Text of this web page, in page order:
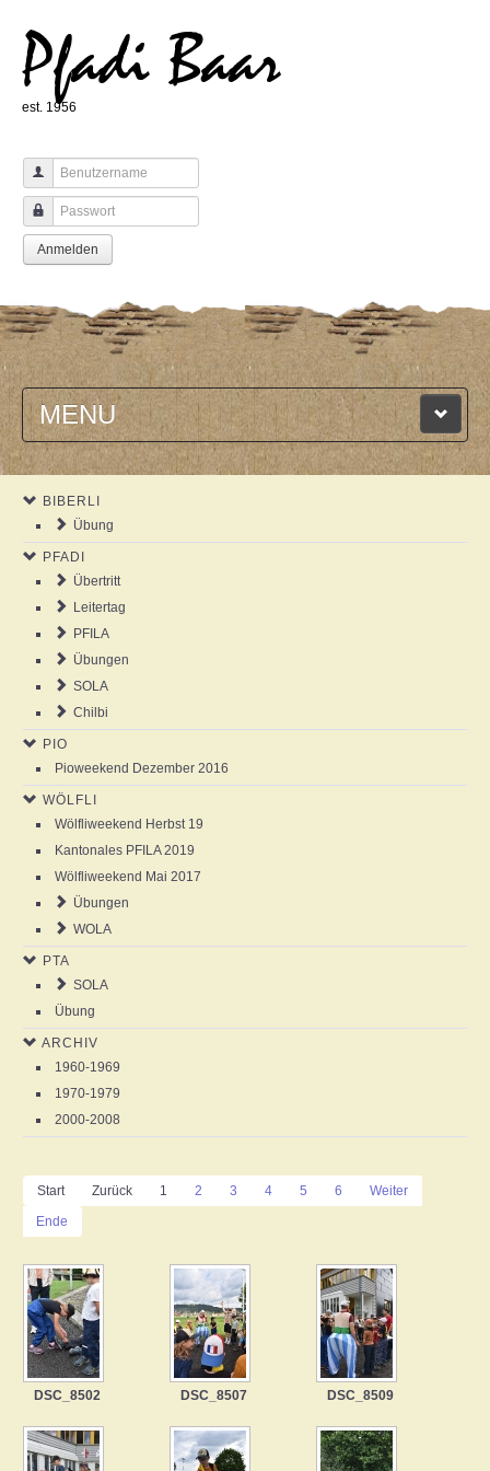
Pfadi Baar
est. 1956
Benutzername
Passwort
Anmelden
MENU
HOME
NEWS
AGENDA
ABOUT US
ANSCHLAG
GALLERY
BIBERLI
Übung
PFADI
Übertritt
Leitertag
PFILA
Übungen
SOLA
Chilbi
PIO
Pioweekend Dezember 2016
WÖLFLI
Wölfliweekend Herbst 19
Kantonales PFILA 2019
Wölfliweekend Mai 2017
Übungen
WOLA
PTA
SOLA
Übung
ARCHIV
1960-1969
1970-1979
2000-2008
Start Zurück 1 2 3 4 5 6
Weiter
Ende
DSC_8502 DSC_8507 DSC_8509